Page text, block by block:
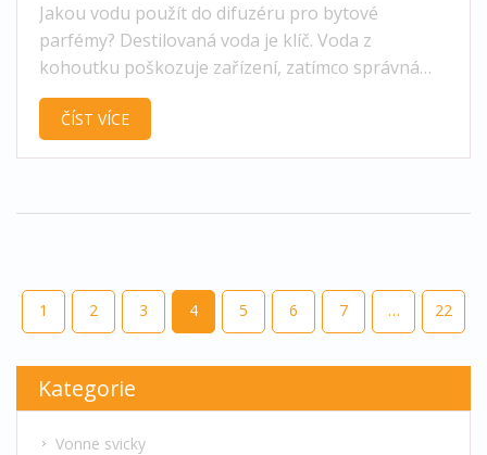
Jakou vodu použít do difuzéru pro bytové
parfémy? Destilovaná voda je klíč. Voda z
kohoutku poškozuje zařízení, zatímco správná
voda prodlužuje životnost a zlepšuje vůni.
Zjistěte, co funguje a co ne.
ČÍST VÍCE
1 2 3 4 5 6 7 … 22
Kategorie
Vonne svicky